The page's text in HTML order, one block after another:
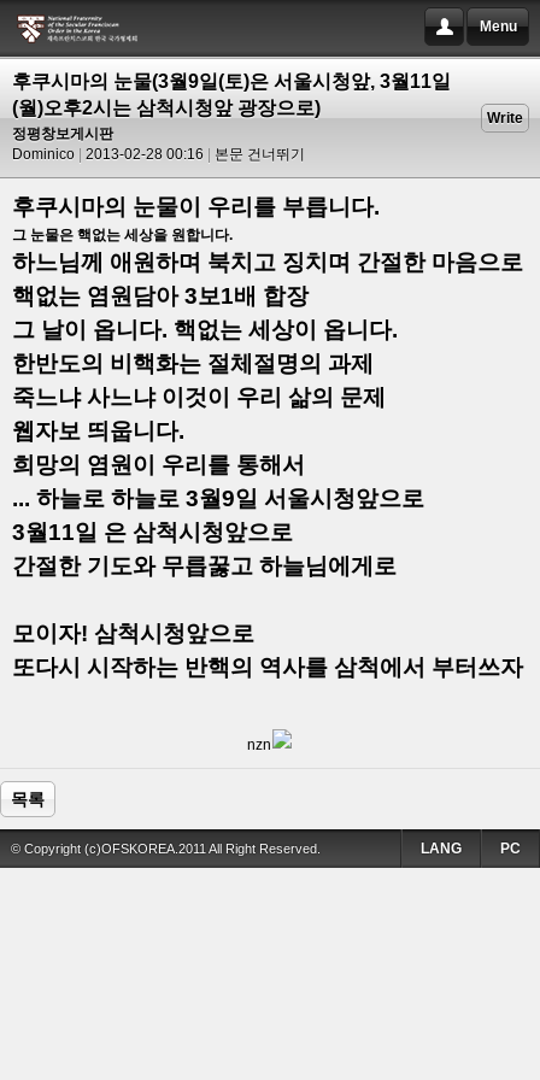
Menu
후쿠시마의 눈물(3월9일(토)은 서울시청앞, 3월11일
(월)오후2시는 삼척시청앞 광장으로)
정평창보게시판
Dominico
2013-02-28 00:16 본문 건너뛰기
Write
후쿠시마의 눈물이 우리를 부릅니다.
그 눈물은 핵없는 세상을 원합니다.
하느님께 애원하며 북치고 징치며 간절한 마음으로
핵없는 염원담아 3보1배 합장
그 날이 옵니다. 핵없는 세상이 옵니다.
한반도의 비핵화는 절체절명의 과제
죽느냐 사느냐 이것이 우리 삶의 문제
웹자보 띄웁니다.
희망의 염원이 우리를 통해서
... 하늘로 하늘로 3월9일 서울시청앞으로
3월11일 은 삼척시청앞으로
간절한 기도와 무릅꿇고 하늘님에게로
모이자! 삼척시청앞으로
또다시 시작하는 반핵의 역사를 삼척에서 부터쓰자
nzn
목록
© Copyright (c)OFSKOREA.2011 All Right Reserved. PC
LANG